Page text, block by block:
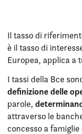
Il tasso di
è il tasso di
Europea, applica a
I tassi della Bce
definizione delle
parole,
attraverso le
concesso a